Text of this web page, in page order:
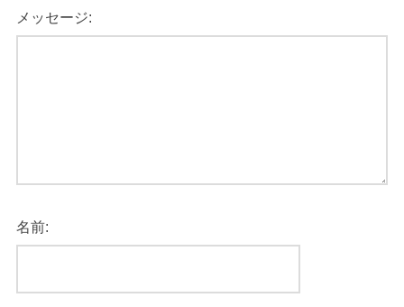
メッセージ:
名前: